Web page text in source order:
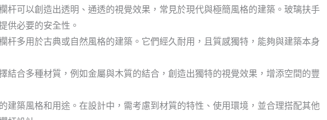
杆可以創造出透明、通透的視覺效果，常見於現代與極簡風格的建築。玻璃扶手
供必要的安全性。
杆多用於古典或自然風格的建築。它們經久耐用，且質感獨特，能夠與建築本身
結合多種材質，例如金屬與木質的結合，創造出獨特的視覺效果，增添空間的豐
建築風格和用途。在設計中，需考慮到材質的特性、使用環境，並合理搭配其他